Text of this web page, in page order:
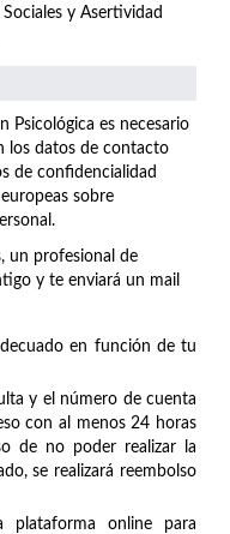
y Asertividad
Psicológica es necesario
los datos de contacto
de confidencialidad
sobre
un profesional de
y te enviará un mail
en función de tu
y el número de cuenta
con al menos 24 horas
de no poder realizar la
se realizará reembolso
plataforma online para